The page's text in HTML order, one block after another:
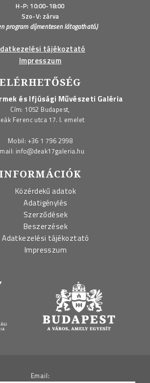
H-P: 10:00-18:00
Szo-V: zárva
program díjmentesen látogatható.)
tájékoztató
Impresszum
ELÉRHETŐSÉG
és Ifjúsági Művészeti Galéria
Cím: 1052 Budapest,
Ferenc utca 17. I. emelet
Mobil: +36 1 796 2998
info@deak17galeria.hu
INFORMÁCIÓK
Közérdekű adatok
Adatigénylés
Szerződések
Beszerzések
Adatkezelési tájékoztató
Impresszum
Email: